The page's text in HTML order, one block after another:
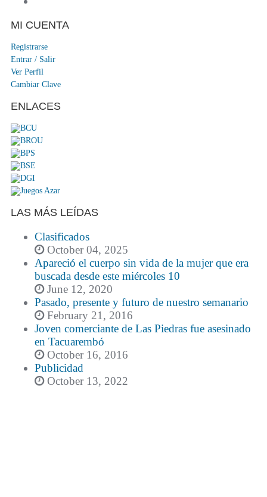
MI CUENTA
Registrarse
Entrar / Salir
Ver Perfil
Cambiar Clave
ENLACES
LAS MÁS LEÍDAS
Clasificados
October 04, 2025
Apareció el cuerpo sin vida de la mujer que era
buscada desde este miércoles 10
June 12, 2020
Pasado, presente y futuro de nuestro semanario
February 21, 2016
Joven comerciante de Las Piedras fue asesinado
en Tacuarembó
October 16, 2016
Publicidad
October 13, 2022